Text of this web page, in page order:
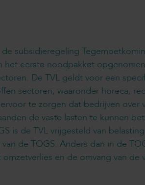
subsidieregeling
het eerste noodpakket
De TVL geldt voor een
sectoren, waaronder horeca,
te zorgen dat bedrijven over
de vaste lasten te kunnen
is de TVL vrijgesteld van
de TOGS. Anders dan in de
en de omvang van de